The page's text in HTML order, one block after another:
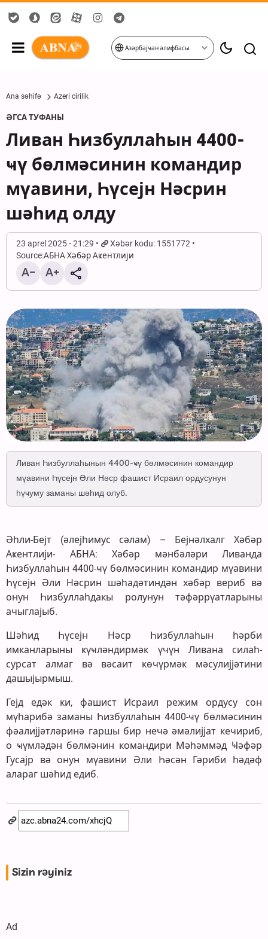
Азәрбајҹан әлифбасы
Ana səhifə Azeri cirilik
ӘГСА ТУФАНЫ
Ливан Һизбуллаһын 4400-
ҹү бөлмәсинин командир
мүавини, Һүсејн Нәсрин
шәһид олду
23 aprel 2025 - 21:29
Xəbər kodu: 1551772
Source:АБНА Хәбәр Аҝентлији
Ливан Һизбуллаһынын 4400-ҹү бөлмәсинин командир
мүавини Һүсејн Әли Нәср фашист Исраил ордусунун
һүҹуму заманы шәһид олуб.
Әһли-Бејт (әлејһимус сәлам) – Бејнәлхалг Хәбәр
Аҝентлији- АБНА: Хәбәр мәнбәләри Ливанда
Һизбуллаһын 4400-ҹү бөлмәсинин командир мүавини
Һүсејн Әли Нәсрин шәһадәтиндән хәбәр вериб вә
онун Һизбуллаһдакы ролунун тәфәррүатларыны
ачыглајыб.
Шәһид Һүсејн Нәср Һизбуллаһын һәрби
имканларыны ҝүҹләндирмәк үчүн Ливана силаһ-
сурсат алмаг вә вәсаит көчүрмәк мәсулијјәтини
дашыјырмыш.
Гејд едәк ки, фашист Исраил режим ордусу сон
мүһарибә заманы Һизбуллаһын 4400-ҹү бөлмәсинин
фәалијјәтләринә гаршы бир нечә әмәлијјат кечириб,
о ҹүмләдән бөлмәнин командири Мәһәммәд Ҹәфәр
Гусајр вә онун мүавини Әли Һәсән Гәриби һәдәф
алараг шәһид едиб.
Sizin rəyiniz
Ad